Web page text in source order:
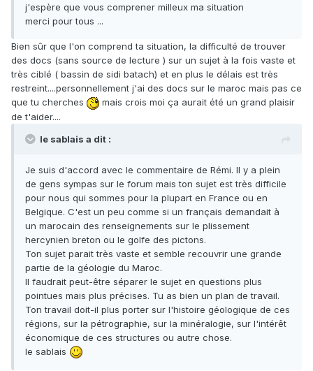
j'espère que vous comprener milleux ma situation
merci pour tous ...
Bien sûr que l'on comprend ta situation, la difficulté de trouver
des docs (sans source de lecture ) sur un sujet à la fois vaste et
très ciblé ( bassin de sidi batach) et en plus le délais est très
restreint....personnellement j'ai des docs sur le maroc mais pas ce
que tu cherches
mais crois moi ça aurait été un grand plaisir
de t'aider....
le sablais a dit :
Je suis d'accord avec le commentaire de Rémi. Il y a plein
de gens sympas sur le forum mais ton sujet est très difficile
pour nous qui sommes pour la plupart en France ou en
Belgique. C'est un peu comme si un français demandait à
un marocain des renseignements sur le plissement
hercynien breton ou le golfe des pictons.
Ton sujet parait très vaste et semble recouvrir une grande
partie de la géologie du Maroc.
Il faudrait peut-être séparer le sujet en questions plus
pointues mais plus précises. Tu as bien un plan de travail.
Ton travail doit-il plus porter sur l'histoire géologique de ces
régions, sur la pétrographie, sur la minéralogie, sur l'intérêt
économique de ces structures ou autre chose.
le sablais